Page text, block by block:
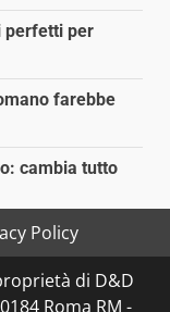
perfetti per
farebbe
cambia tutto
Policy
di D&D
Roma RM -